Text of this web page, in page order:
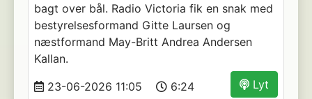
bagt over bål. Radio Victoria fik en snak med
bestyrelsesformand Gitte Laursen og
næstformand May-Britt Andrea Andersen
Kallan.
Lyt
23-06-2026 11:05 6:24